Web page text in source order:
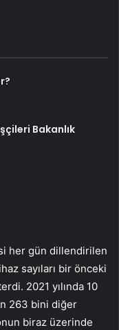
Bakanlık
her gün dillendirilen
sayıları bir önceki
2021 yılında 10
263 bini diğer
biraz üzerinde